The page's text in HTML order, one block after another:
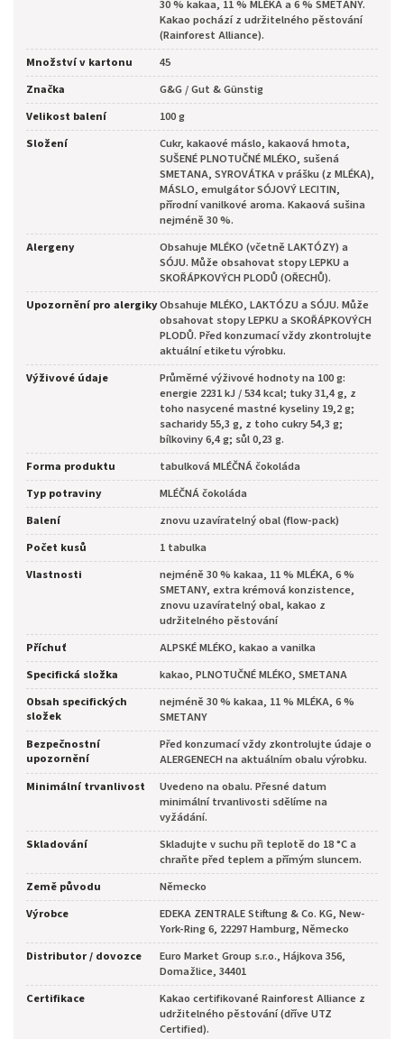
30 % kakaa, 11 % MLÉKA a 6 % SMETANY.
Kakao pochází z udržitelného pěstování
(Rainforest Alliance).
Množství v kartonu
45
Značka
G&G / Gut & Günstig
Velikost balení
100 g
Složení
Cukr, kakaové máslo, kakaová hmota,
SUŠENÉ PLNOTUČNÉ MLÉKO, sušená
SMETANA, SYROVÁTKA v prášku (z MLÉKA),
MÁSLO, emulgátor SÓJOVÝ LECITIN,
přírodní vanilkové aroma. Kakaová sušina
nejméně 30 %.
Alergeny
Obsahuje MLÉKO (včetně LAKTÓZY) a
SÓJU. Může obsahovat stopy LEPKU a
SKOŘÁPKOVÝCH PLODŮ (OŘECHŮ).
Upozornění pro alergikyObsahuje MLÉKO, LAKTÓZU a SÓJU. Může
obsahovat stopy LEPKU a SKOŘÁPKOVÝCH
PLODŮ. Před konzumací vždy zkontrolujte
aktuální etiketu výrobku.
Výživové údaje
Průměrné výživové hodnoty na 100 g:
energie 2231 kJ / 534 kcal; tuky 31,4 g, z
toho nasycené mastné kyseliny 19,2 g;
sacharidy 55,3 g, z toho cukry 54,3 g;
bílkoviny 6,4 g; sůl 0,23 g.
Forma produktu
tabulková MLÉČNÁ čokoláda
Typ potraviny
MLÉČNÁ čokoláda
Balení
znovu uzavíratelný obal (flow-pack)
Počet kusů
1 tabulka
Vlastnosti
nejméně 30 % kakaa, 11 % MLÉKA, 6 %
SMETANY, extra krémová konzistence,
znovu uzavíratelný obal, kakao z
udržitelného pěstování
Příchuť
ALPSKÉ MLÉKO, kakao a vanilka
Specifická složka
kakao, PLNOTUČNÉ MLÉKO, SMETANA
Obsah specifických
složek
nejméně 30 % kakaa, 11 % MLÉKA, 6 %
SMETANY
Bezpečnostní
upozornění
Před konzumací vždy zkontrolujte údaje o
ALERGENECH na aktuálním obalu výrobku.
Minimální trvanlivost
Uvedeno na obalu. Přesné datum
minimální trvanlivosti sdělíme na
vyžádání.
Skladování
Skladujte v suchu při teplotě do 18 °C a
chraňte před teplem a přímým sluncem.
Země původu
Německo
Výrobce
EDEKA ZENTRALE Stiftung & Co. KG, New-
York-Ring 6, 22297 Hamburg, Německo
Distributor / dovozce
Euro Market Group s.r.o., Hájkova 356,
Domažlice, 34401
Certifikace
Kakao certifikované Rainforest Alliance z
udržitelného pěstování (dříve UTZ
Certified).